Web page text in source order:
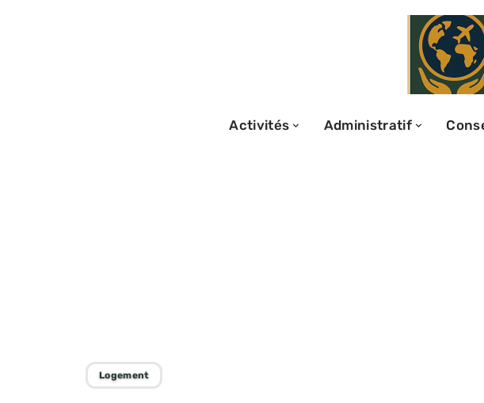
Activités Administratif
Logement